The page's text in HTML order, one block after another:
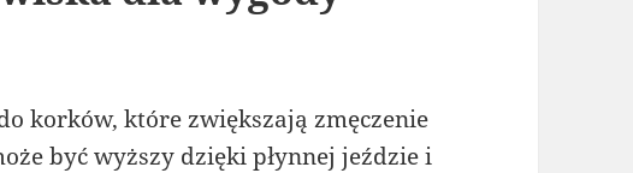
korków, które zwiększają zmęczenie
być wyższy dzięki płynnej jeździe i